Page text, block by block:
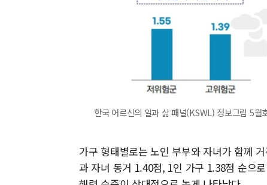
한국 어르신의 일과 삶 패널(KSWL) 정보그림 5월
가구 형태별로는 노인 부부와 자녀가 함께
과 자녀 동거 1.40점, 1인 가구 1.38점 순으